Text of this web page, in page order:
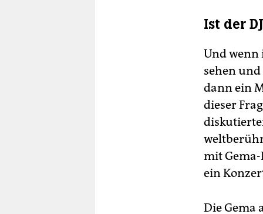
Ist der
Und wenn
sehen
dann ein
dieser
mit
ein
Die Gema